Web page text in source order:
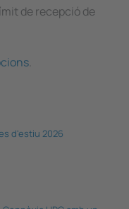
de recepció de
.
d'estiu 2026